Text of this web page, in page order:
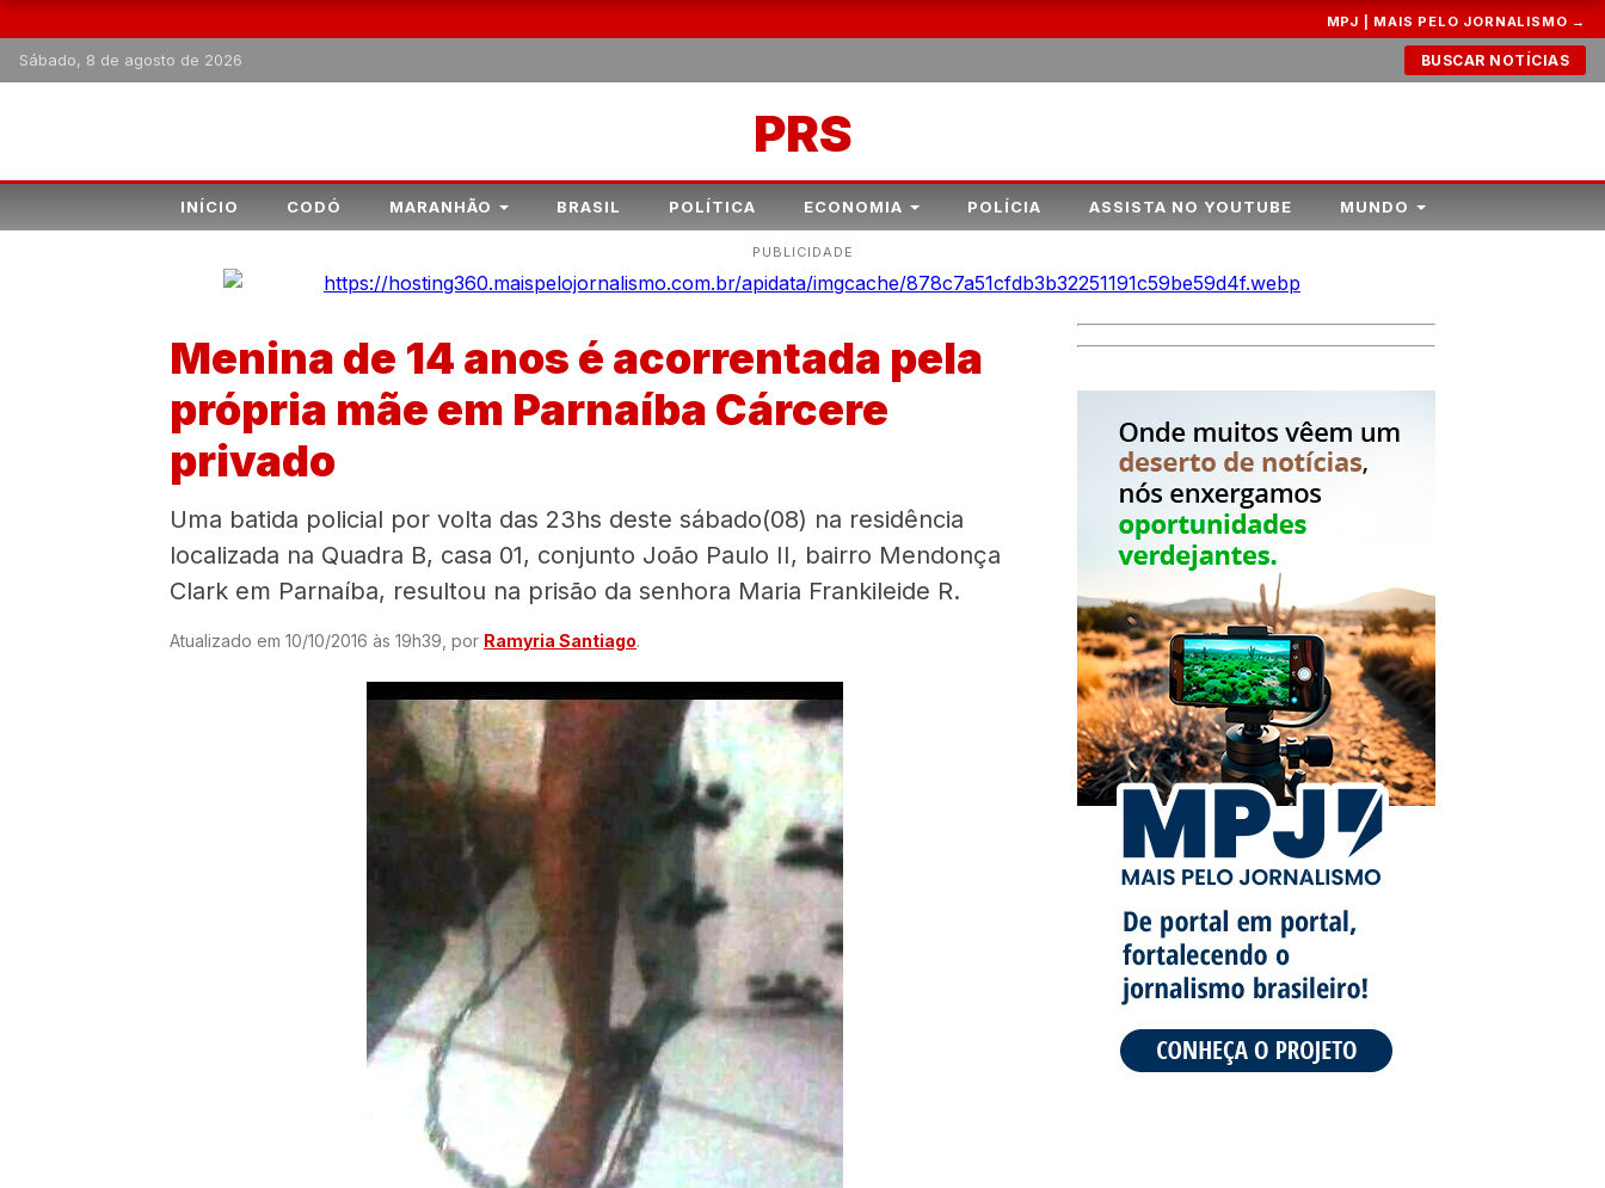
MPJ | MAIS PELO JORNALISMO →
Sábado, 8 de agosto de 2026 BUSCAR NOTÍCIAS
PRS
INÍCIO CODÓ MARANHÃO BRASIL POLÍTICA ECONOMIA POLÍCIA ASSISTA NO YOUTUBE MUNDO
PUBLICIDADE
Menina de 14 anos é acorrentada pela
própria mãe em Parnaíba Cárcere
privado
Uma batida policial por volta das 23hs deste sábado(08) na residência
localizada na Quadra B, casa 01, conjunto João Paulo II, bairro Mendonça
Clark em Parnaíba, resultou na prisão da senhora Maria Frankileide R.
Atualizado em 10/10/2016 às 19h39, por Ramyria Santiago.